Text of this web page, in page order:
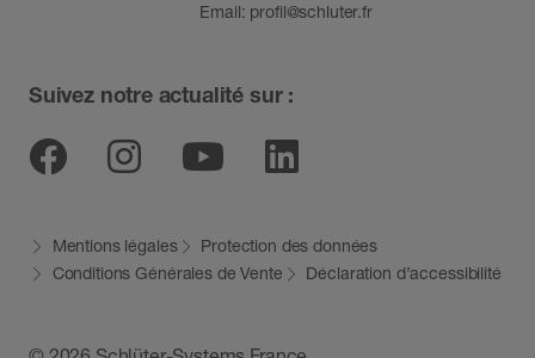
Email: profil@schluter.fr
Suivez notre actualité sur :
Facebook
Instagram
YoutubeLinkedin
Mentions légales
Protection des données
Conditions Générales de Vente
Déclaration d’accessibilité